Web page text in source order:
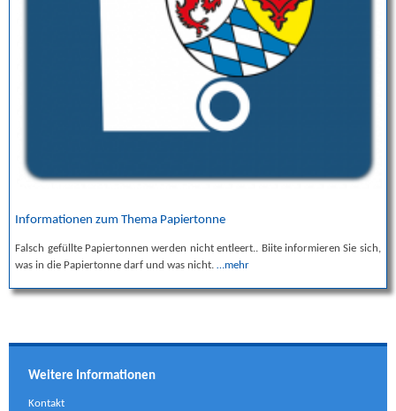
Informationen zum Thema Papiertonne
Falsch gefüllte Papiertonnen werden nicht entleert.. Biite informieren Sie sich,
was in die Papiertonne darf und was nicht.…mehr
Weitere Informationen
Kontakt